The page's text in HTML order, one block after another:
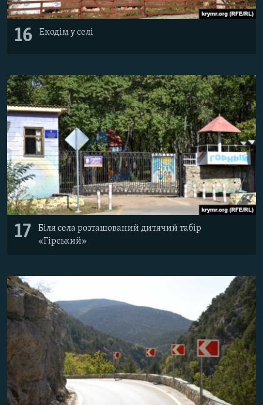
16 Екодім у селі
17
Біля села розташований дитячий табір
«Гірський»